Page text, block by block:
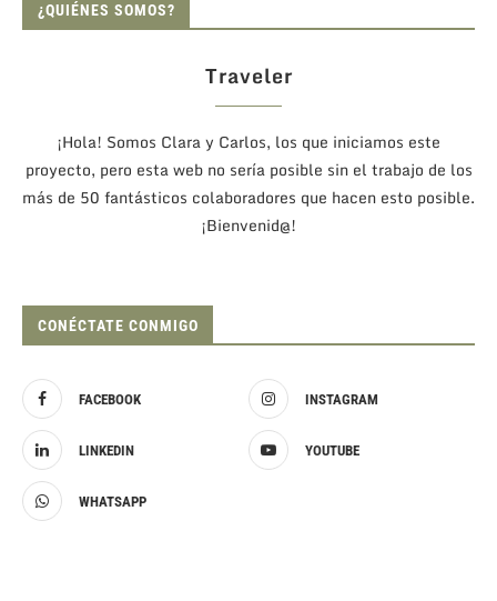
¿QUIÉNES SOMOS?
Traveler
¡Hola! Somos Clara y Carlos, los que iniciamos este
proyecto, pero esta web no sería posible sin el trabajo de los
más de 50 fantásticos colaboradores que hacen esto posible.
¡Bienvenid@!
CONÉCTATE CONMIGO
FACEBOOK INSTAGRAM
LINKEDIN YOUTUBE
WHATSAPP